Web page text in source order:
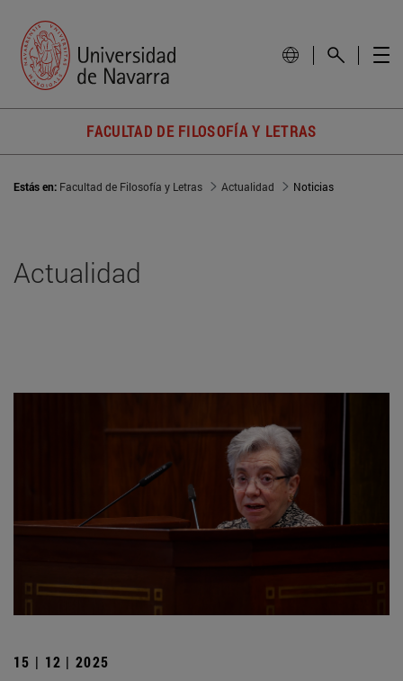
FACULTAD DE FILOSOFÍA Y LETRAS
Estás en: Facultad de Filosofía y Letras Actualidad Noticias
Actualidad
15 | 12 | 2025